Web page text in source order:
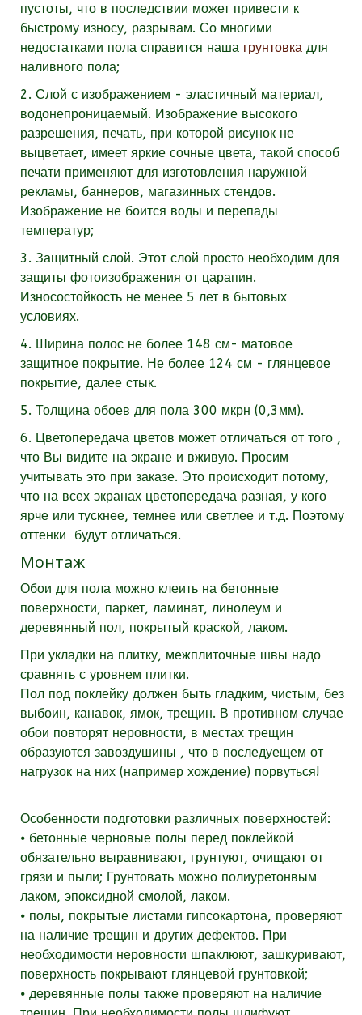
пустоты, что в последствии может привести к
быстрому износу, разрывам. Со многими
недостатками пола справится наша грунтовка для
наливного пола;
2. Слой с изображением - эластичный материал,
водонепроницаемый. Изображение высокого
разрешения, печать, при которой рисунок не
выцветает, имеет яркие сочные цвета, такой способ
печати применяют для изготовления наружной
рекламы, баннеров, магазинных стендов.
Изображение не боится воды и перепады
температур;
3. Защитный слой. Этот слой просто необходим для
защиты фотоизображения от царапин.
Износостойкость не менее 5 лет в бытовых
условиях.
4. Ширина полос не более 148 см- матовое
защитное покрытие. Не более 124 см - глянцевое
покрытие, далее стык.
5. Толщина обоев для пола 300 мкрн (0,3мм).
6. Цветопередача цветов может отличаться от того ,
что Вы видите на экране и вживую. Просим
учитывать это при заказе. Это происходит потому,
что на всех экранах цветопередача разная, у кого
ярче или тускнее, темнее или светлее и т.д. Поэтому
оттенки будут отличаться.
Монтаж
Обои для пола можно клеить на бетонные
поверхности, паркет, ламинат, линолеум и
деревянный пол, покрытый краской, лаком.
При укладки на плитку, межплиточные швы надо
сравнять с уровнем плитки.
Пол под поклейку должен быть гладким, чистым, без
выбоин, канавок, ямок, трещин. В противном случае
обои повторят неровности, в местах трещин
образуются завоздушины , что в последуещем от
нагрузок на них (например хождение) порвуться!
Особенности подготовки различных поверхностей:
⦁ бетонные черновые полы перед поклейкой
обязательно выравнивают, грунтуют, очищают от
грязи и пыли; Грунтовать можно полиуретонвым
лаком, эпоксидной смолой, лаком.
⦁ полы, покрытые листами гипсокартона, проверяют
на наличие трещин и других дефектов. При
необходимости неровности шпаклюют, зашкуривают,
поверхность покрывают глянцевой грунтовкой;
⦁ деревянные полы также проверяют на наличие